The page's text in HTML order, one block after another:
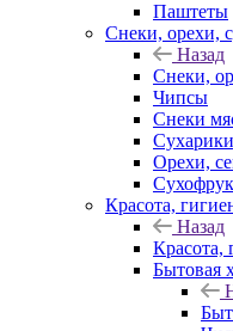
Паштеты
Снеки, орехи,
Назад
Снеки,
Чипсы
Снеки
Орехи,
Красота,
Назад
Красота,
Бытовая